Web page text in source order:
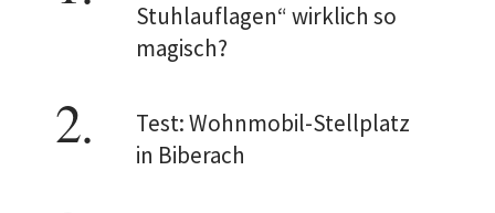
Stuhlauflagen“ wirklich so
magisch?
Test: Wohnmobil-Stellplatz
in Biberach